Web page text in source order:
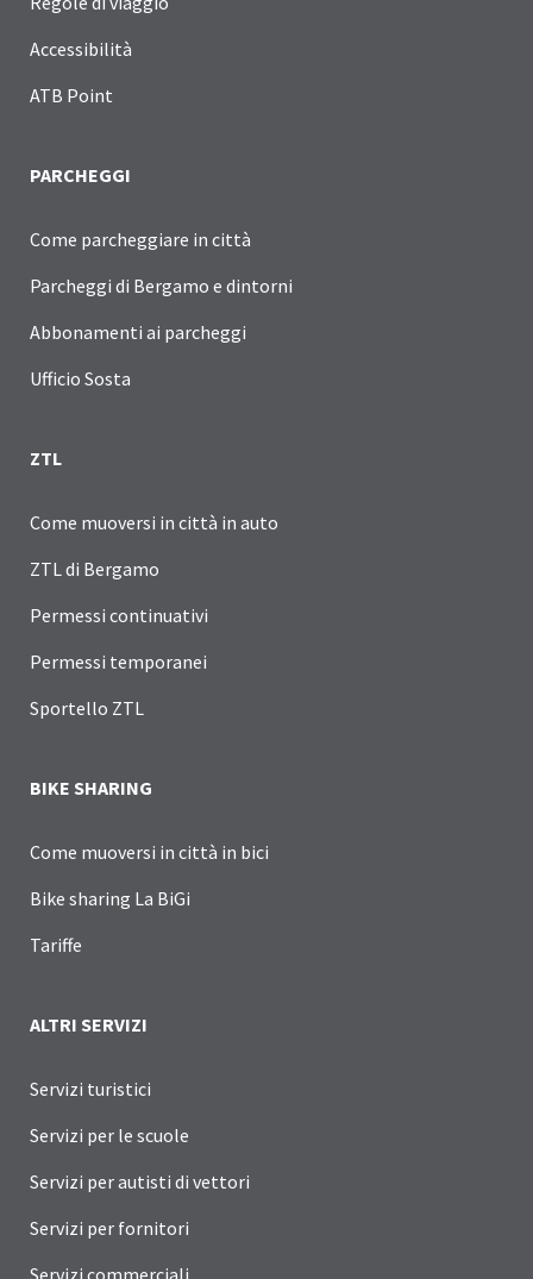
Accessibilità
ATB Point
PARCHEGGI
Come parcheggiare in città
Parcheggi di Bergamo e dintorni
Abbonamenti ai parcheggi
Ufficio Sosta
ZTL
Come muoversi in città in auto
ZTL di Bergamo
Permessi continuativi
Permessi temporanei
Sportello ZTL
BIKE SHARING
Come muoversi in città in bici
Bike sharing La BiGi
Tariffe
ALTRI SERVIZI
Servizi turistici
Servizi per le scuole
Servizi per autisti di vettori
Servizi per fornitori
Servizi commerciali